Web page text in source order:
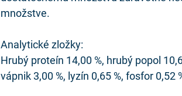
množstve.
Analytické zložky:
Hrubý proteín 14,00 %, hrubý popol
vápnik 3,00 %, lyzín 0,65 %, fosfor 0,52